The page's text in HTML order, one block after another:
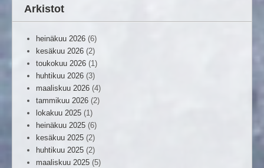
Arkistot
heinäkuu 2026 (6)
kesäkuu 2026 (2)
toukokuu 2026 (1)
huhtikuu 2026 (3)
maaliskuu 2026 (4)
tammikuu 2026 (2)
lokakuu 2025 (1)
heinäkuu 2025 (6)
kesäkuu 2025 (2)
huhtikuu 2025 (2)
maaliskuu 2025 (5)